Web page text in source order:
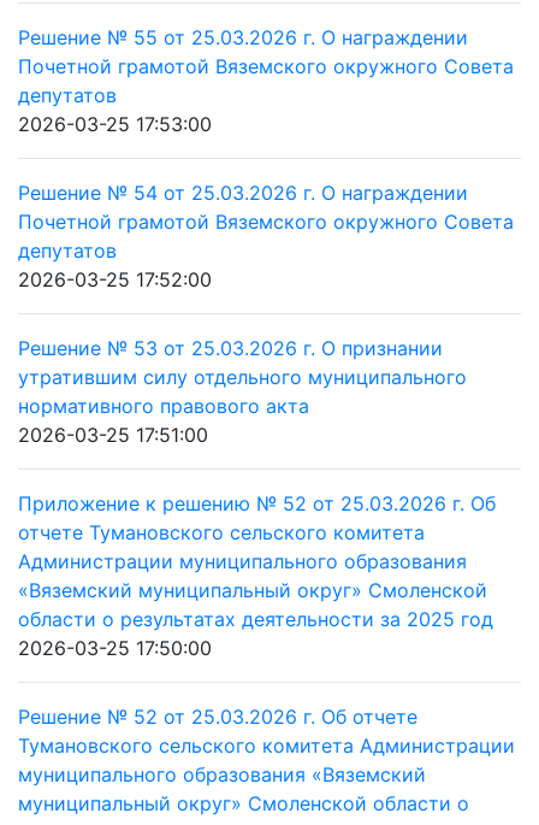
Решение № 55 от 25.03.2026 г. О награждении
Почетной грамотой Вяземского окружного Совета
депутатов
2026-03-25 17:53:00
Решение № 54 от 25.03.2026 г. О награждении
Почетной грамотой Вяземского окружного Совета
депутатов
2026-03-25 17:52:00
Решение № 53 от 25.03.2026 г. О признании
утратившим силу отдельного муниципального
нормативного правового акта
2026-03-25 17:51:00
Приложение к решению № 52 от 25.03.2026 г. Об
отчете Тумановского сельского комитета
Администрации муниципального образования
«Вяземский муниципальный округ» Смоленской
области о результатах деятельности за 2025 год
2026-03-25 17:50:00
Решение № 52 от 25.03.2026 г. Об отчете
Тумановского сельского комитета Администрации
муниципального образования «Вяземский
муниципальный округ» Смоленской области о